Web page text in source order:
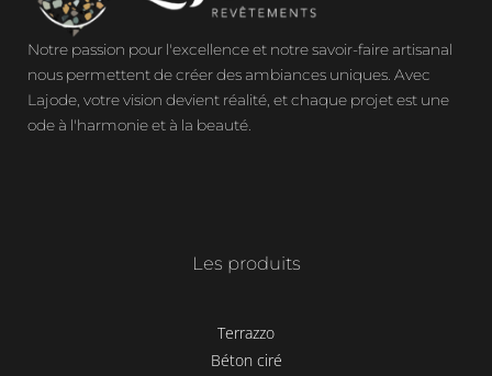
Notre passion pour l'excellence et notre savoir-faire artisanal
nous permettent de créer des ambiances uniques. Avec
Lajode, votre vision devient réalité, et chaque projet est une
ode à l'harmonie et à la beauté.
Les produits
Terrazzo
Béton ciré